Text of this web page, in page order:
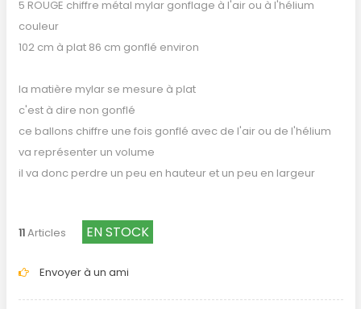
5 ROUGE chiffre métal mylar gonflage à l'air ou à l'hélium
couleur
102 cm à plat 86 cm gonflé environ
la matière mylar se mesure à plat
c'est à dire non gonflé
ce ballons chiffre une fois gonflé avec de l'air ou de l'hélium
va représenter un volume
il va donc perdre un peu en hauteur et un peu en largeur
11Articles EN STOCK
Envoyer à un ami